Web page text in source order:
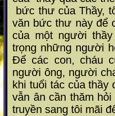
bức thư của Thầy,
văn bức thư này để
của một người
trọng những người
Để các con, cháu
người ông, người
khi tuổi tác của thầy
vẫn ân cần thăm
truyền sang tôi mãi